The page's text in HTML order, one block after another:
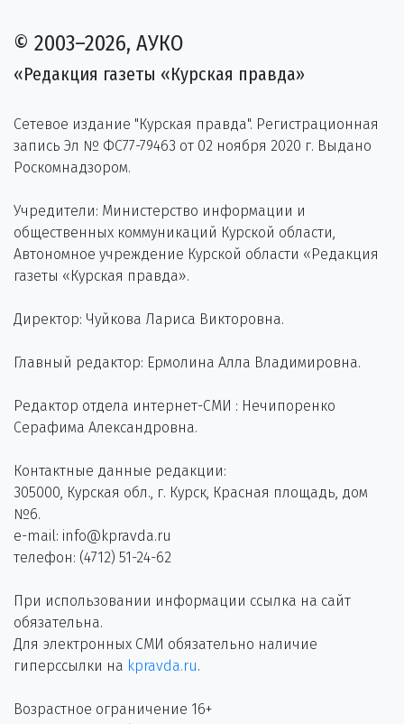
© 2003–2026, АУКО
«Редакция газеты «Курская правда»
Сетевое издание "Курская правда". Регистрационная
запись Эл № ФС77-79463 от 02 ноября 2020 г. Выдано
Роскомнадзором.
Учредители: Министерство информации и
общественных коммуникаций Курской области,
Автономное учреждение Курской области «Редакция
газеты «Курская правда».
Директор: Чуйкова Лариса Викторовна.
Главный редактор: Ермолина Алла Владимировна.
Редактор отдела интернет-СМИ : Нечипоренко
Серафима Александровна.
Контактные данные редакции:
305000, Курская обл., г. Курск, Красная площадь, дом
№6.
e-mail: info@kpravda.ru
телефон: (4712) 51-24-62
При использовании информации ссылка на сайт
обязательна.
Для электронных СМИ обязательно наличие
гиперссылки на kpravda.ru.
Возрастное ограничение 16+